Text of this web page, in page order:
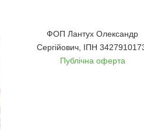
ФОП Лантух Олександр
Сергійович, ІПН
Публічна оферта